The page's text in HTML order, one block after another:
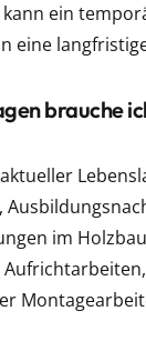
ein
eine
brauche
im